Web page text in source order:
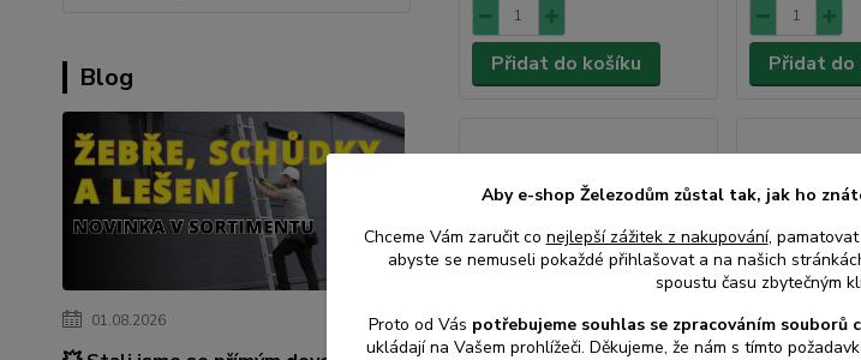
Blog
01.08.2026
Přidat do košíku Přidat do
Aby e-shop Železodům zůstal tak, jak ho
Chceme Vám zaručit co nejlepší zážitek z nakupování,
abyste se nemuseli pokaždé přihlašovat a na našich
spoustu času zbytečným
Proto od Vás potřebujeme souhlas se zpracováním souborů
ukládají na Vašem prohlížeči. Děkujeme, že nám s tímto